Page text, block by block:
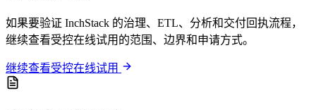
如果要验证 InchStack 的治理、ETL、分析和交付回执流程，
继续查看受控在线试用的范围、边界和申请方式。
继续查看受控在线试用